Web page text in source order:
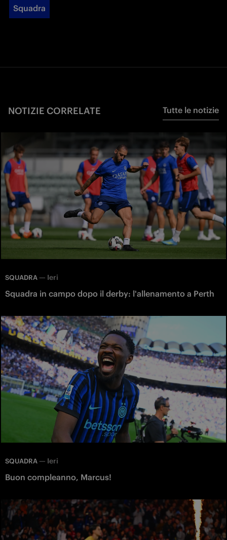
Squadra
NOTIZIE CORRELATE Tutte le notizie
SQUADRA — Ieri
Squadra in campo dopo il derby: l'allenamento a Perth
SQUADRA — Ieri
Buon compleanno, Marcus!